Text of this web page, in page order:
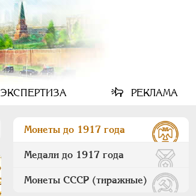
ЭКСПЕРТИЗА РЕКЛАМА
Монеты до 1917 года
Медали до 1917 года
Монеты СССР (тиражные)